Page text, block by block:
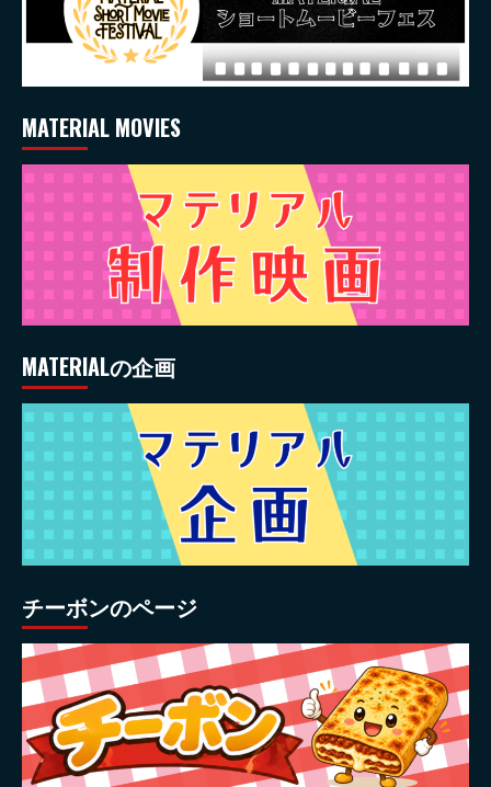
MATERIAL MOVIES
MATERIALの企画
チーボンのページ